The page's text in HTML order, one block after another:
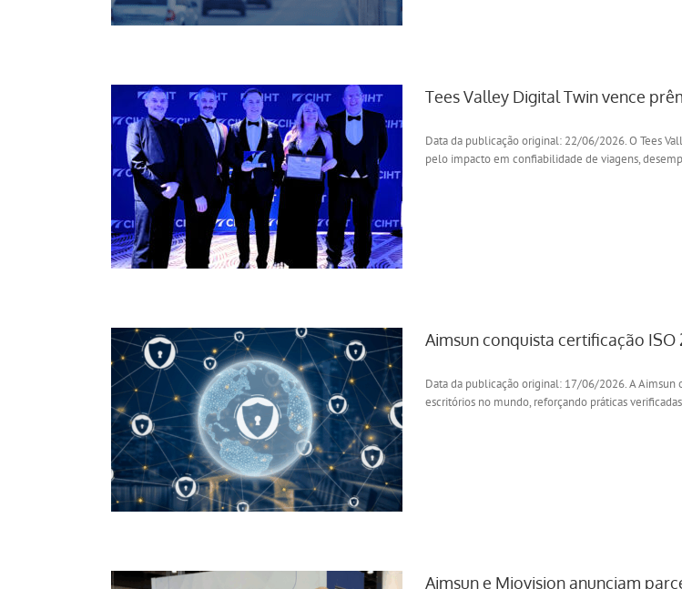
Aimsun Next 26.0.1 aprimora scripts, licenças
e fluxos
Tees Valley Digital Twin vence prêmio CIHT
2026
Tees Valley Digital Twin vence
Data da publicação original: 22/06/2026. O Tees
pelo impacto em confiabilidade de viagens,
Aimsun conquista certificação ISO
Data da publicação original: 17/06/2026. A Aimsun
escritórios no mundo, reforçando práticas
Aimsun e Miovision anunciam